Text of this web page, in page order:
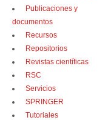
Publicaciones y
documentos
Recursos
Repositorios
Revistas científicas
RSC
Servicios
SPRINGER
Tutoriales